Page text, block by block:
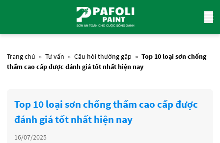
Trang chủ » Tư vấn » Câu hỏi thường gặp » Top 10 loại sơn chống
thấm cao cấp được đánh giá tốt nhất hiện nay
Top 10 loại sơn chống thấm cao cấp được
đánh giá tốt nhất hiện nay
16/07/2025